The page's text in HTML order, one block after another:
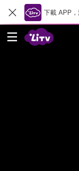
下載 APP